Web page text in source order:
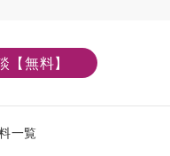
無料】
一覧